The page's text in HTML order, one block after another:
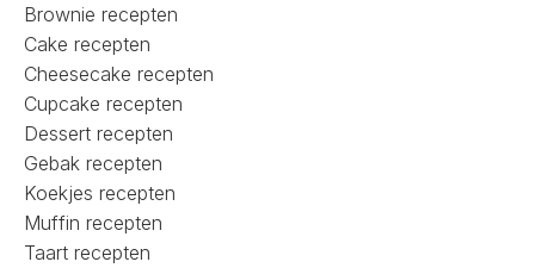
Brownie recepten
Cake recepten
Cheesecake recepten
Cupcake recepten
Dessert recepten
Gebak recepten
Koekjes recepten
Muffin recepten
Taart recepten